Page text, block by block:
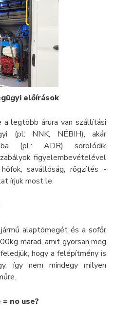
előírások
a legtöbb árura van szállítási
(pl: NNK, NÉBIH), akár
(pl.: ADR) sorolódik
figyelembevételével
savállóság, rögzítés -
írjuk most le.
alaptömegét és a sofőr
marad, amit gyorsan meg
hogy a felépítmény is
így nem mindegy milyen
no use?